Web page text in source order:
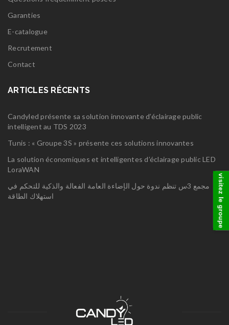
Garanties
E-catalogue
Recrutement
Contact
ARTICLES RÉCENTS
Candyled présente sa solution innovante d’éclairage public
intelligent au TDS 2023
Tunis : « Groupe 3S » présente ces solutions innovantes
La solution économiques et intelligentes d’éclairage public LED
LoraWAN
مجمع 3س تنظم ندوة حول الإضاءة العامة الفعالة والذكية للتحكم في
استهلاك الطاقة
visitez le groupe